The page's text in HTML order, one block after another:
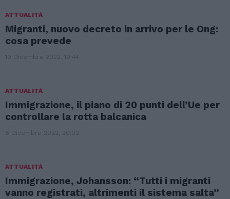
LATEST
STORIES
ATTUALITÀ
Migranti, nuovo decreto in arrivo per le Ong:
cosa prevede
19 Dicembre 2022, 19:44
ATTUALITÀ
Immigrazione, il piano di 20 punti dell’Ue per
controllare la rotta balcanica
6 Dicembre 2022, 20:02
ATTUALITÀ
Immigrazione, Johansson: “Tutti i migranti
vanno registrati, altrimenti il sistema salta”